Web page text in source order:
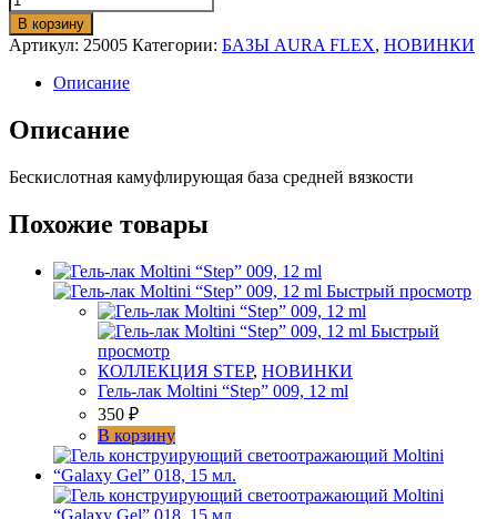
товара
Moltini
Камуфлирующая
база
Flex
Base
7,
мл
В корзину
Артикул: 25005 Категории: БАЗЫ AURA FLEX, НОВИНКИ
Описание
Описание
Бескислотная камуфлирующая база средней вязкости
Похожие товары
Быстрый просмотр
Быстрый
просмотр
КОЛЛЕКЦИЯ STEP, НОВИНКИ
Гель-лак Moltini “Step” 009, 12 ml
350 ₽
В корзину